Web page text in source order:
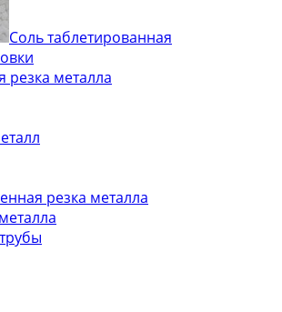
Соль таблетированная
резка металла
резка металла